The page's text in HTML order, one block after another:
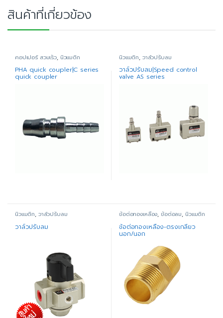
สินค้าที่เกี่ยวข้อง
คอปเปอร์ สวมเร็ว, นิวแมติก
PHA quick coupler|C series
quick coupler
นิวแมติก, วาล์วปรับลม
วาล์วปรับลม|Speed control
valve AS series
นิวแมติก, วาล์วปรับลม
วาล์วปรับลม
ข้อต่อทองเหลือง,ข้อต่อลม, นิวแมติก
ข้อต่อทองเหลือง-ตรงเกลียว
นอก/นอก